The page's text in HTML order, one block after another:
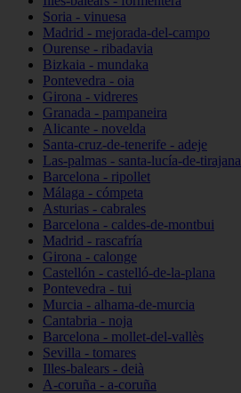
Soria - vinuesa
Madrid - mejorada-del-campo
Ourense - ribadavia
Bizkaia - mundaka
Pontevedra - oia
Girona - vidreres
Granada - pampaneira
Alicante - novelda
Santa-cruz-de-tenerife - adeje
Las-palmas - santa-lucía-de-tirajana
Barcelona - ripollet
Málaga - cómpeta
Asturias - cabrales
Barcelona - caldes-de-montbui
Madrid - rascafría
Girona - calonge
Castellón - castelló-de-la-plana
Pontevedra - tui
Murcia - alhama-de-murcia
Cantabria - noja
Barcelona - mollet-del-vallès
Sevilla - tomares
Illes-balears - deià
A-coruña - a-coruña